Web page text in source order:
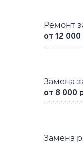
Ремонт
от 12 000
Замена
от 8 000
Замена